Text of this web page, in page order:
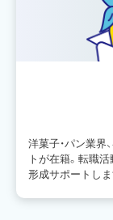
フランス
洋菓子・パン業界
トが在籍。転職
形成サポートしま